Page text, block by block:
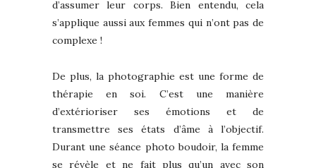
d’assumer leur corps. Bien entendu, cela
s’applique aussi aux femmes qui n’ont pas de
complexe !
De plus, la photographie est une forme de
thérapie en soi. C’est une manière
d’extérioriser ses émotions et de
transmettre ses états d’âme à l’objectif.
Durant une séance photo boudoir, la femme
se révèle et ne fait plus qu’un avec son